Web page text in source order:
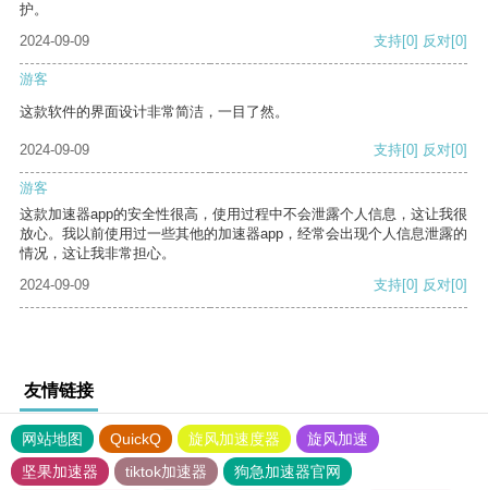
护。
2024-09-09
支持[0] 反对[0]
游客
这款软件的界面设计非常简洁，一目了然。
2024-09-09 支持[0] 反对[0]
游客
这款加速器app的安全性很高，使用过程中不会泄露个人信息，这让我很
放心。我以前使用过一些其他的加速器app，经常会出现个人信息泄露的
情况，这让我非常担心。
2024-09-09
支持[0] 反对[0]
友情链接
网站地图 QuickQ 旋风加速度器
旋风加速
坚果加速器
tiktok加速器
狗急加速器官网